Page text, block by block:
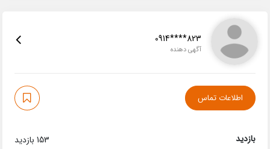
0914****823
آگهی دهنده
اطلاعات تماس
بازدید 153 بازدید